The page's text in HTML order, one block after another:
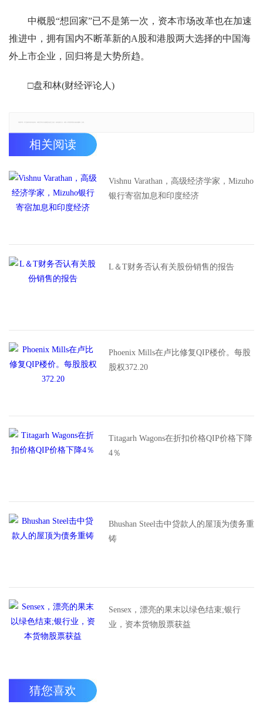
中概股“想回家”已不是第一次，资本市场改革也在加速
推进中，拥有国内不断革新的A股和港股两大选择的中国海
外上市企业，回归将是大势所趋。
□盘和林(财经评论人)
相关阅读
Vishnu Varathan，高级经济学家，Mizuho
银行寄宿加息和印度经济
L＆T财务否认有关股份销售的报告
Phoenix Mills在卢比修复QIP楼价。每股
股权372.20
Titagarh Wagons在折扣价格QIP价格下降
4％
Bhushan Steel击中贷款人的屋顶为债务重
铸
Sensex，漂亮的果末以绿色结束;银行
业，资本货物股票获益
猜您喜欢